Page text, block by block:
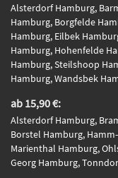
Alsterdorf Hamburg,
Hamburg, Borgfelde
Hamburg, Eilbek
Hamburg, Hohenfelde
Hamburg, Steilshoop
Hamburg, Wandsbek
ab 15,90 €:
Alsterdorf Hamburg,
Borstel Hamburg,
Marienthal Hamburg,
Georg Hamburg,